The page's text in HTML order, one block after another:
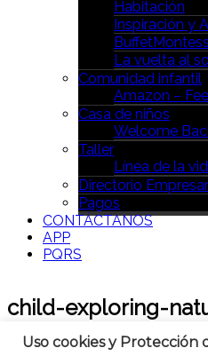
Habitación
Inspiración y
La vuelta al
Comunidad infantil
Amazon –
Casa de niños
Welcome
Taller
Línea de la
Directorio
Pagos
CONTÁCTANOS
APP
PQRS
child-exploring-
Uso cookies y Protección